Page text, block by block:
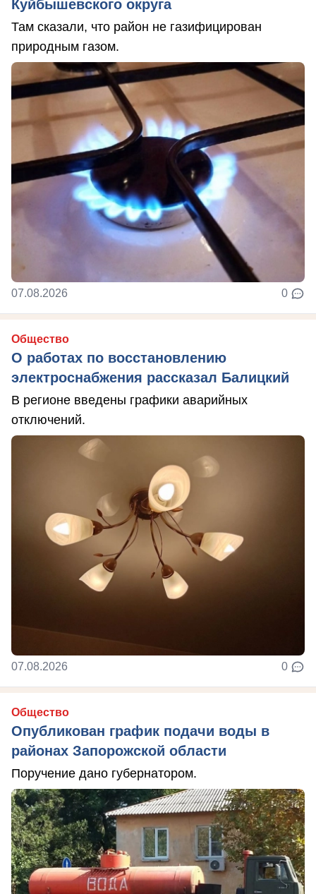
Куйбышевского округа
Там сказали, что район не газифицирован
природным газом.
07.08.2026 0
Общество
О работах по восстановлению
электроснабжения рассказал Балицкий
В регионе введены графики аварийных
отключений.
07.08.2026 0
Общество
Опубликован график подачи воды в
районах Запорожской области
Поручение дано губернатором.